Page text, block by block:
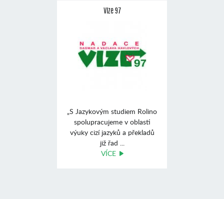
Vize 97
„S Jazykovým studiem Rolino
spolupracujeme v oblasti
výuky cizí jazyků a překladů
již řad ...
VÍCE